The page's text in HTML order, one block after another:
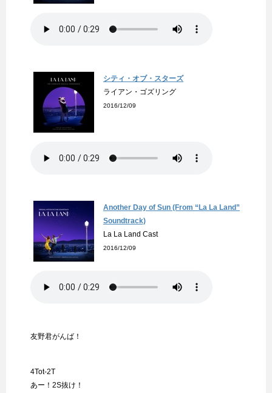
シティ・オブ・スターズ
ライアン・ゴズリング
2016/12/09
Another Day of Sun (From “La La Land”
Soundtrack)
La La Land Cast
2016/12/09
友野君がんば！
4Tot-2T
あー！2S抜け！